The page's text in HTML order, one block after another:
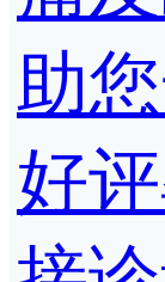
助
好评